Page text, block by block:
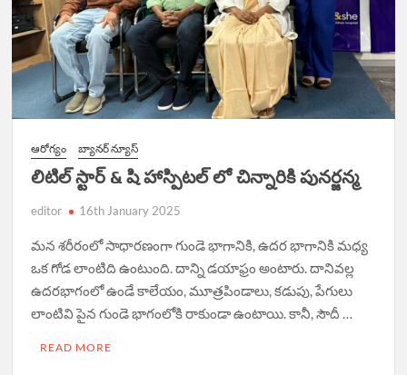
ఆరోగ్యం బ్యానర్ న్యూస్
లిటిల్ స్టార్ & షి హాస్పిటల్ లో చిన్నారికి పునర్జన్మ
editor 16th January 2025
మన శరీరంలో సాధారణంగా గుండె భాగానికి, ఉదర భాగానికి మధ్య
ఒక గోడ లాంటిది ఉంటుంది. దాన్ని డయాఫ్రం అంటారు. దానివల్ల
ఉదరభాగంలో ఉండే కాలేయం, మూత్రపిండాలు, కడుపు, పేగులు
లాంటివి పైన గుండె భాగంలోకి రాకుండా ఉంటాయి. కానీ, సౌదీ …
READ MORE